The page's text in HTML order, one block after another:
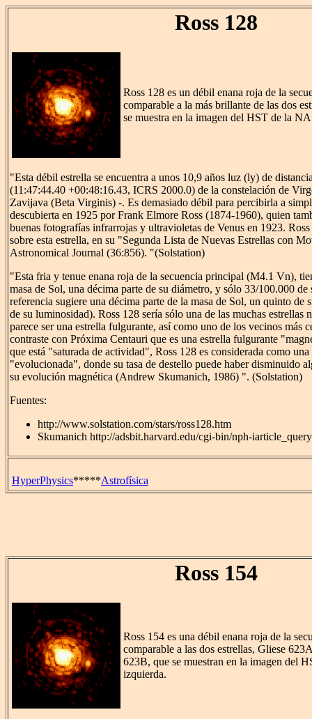
Ross 128
Ross 128 es un débil enana roja de la
comparable a la más brillante de las dos
se muestra en la imagen del HST de la
"Esta débil estrella se encuentra a unos 10,9 años luz (ly) de
(11:47:44.40 +00:48:16.43, ICRS 2000.0) de la constelación de
Zavijava (Beta Virginis) -. Es demasiado débil para percibirla a
descubierta en 1925 por Frank Elmore Ross (1874-1960), quien
buenas fotografías infrarrojas y ultravioletas de Venus en 1923.
sobre esta estrella, en su "Segunda Lista de Nuevas Estrellas con
Astronomical Journal (36:856). "(Solstation)
"Esta fria y tenue enana roja de la secuencia principal (M4.1 Vn),
masa de Sol, una décima parte de su diámetro, y sólo 33/100.000
referencia sugiere una décima parte de la masa de Sol, un quinto de
de su luminosidad). Ross 128 sería sólo una de las muchas estrellas
parece ser una estrella fulgurante, así como uno de los vecinos más
contraste con Próxima Centauri que es una estrella fulgurante
que está "saturada de actividad", Ross 128 es considerada como
"evolucionada", donde su tasa de destello puede haber disminuido
su evolución magnética (Andrew Skumanich, 1986) ". (Solstation)
Fuentes:
http://www.solstation.com/stars/ross128.htm
Skumanich http://adsbit.harvard.edu/cgi-bin/nph-
HyperPhysics*****Astrofísica
Ross 154
Ross 154 es una débil enana roja de la
comparable a las dos estrellas, Gliese
623B, que se muestran en la imagen del
izquierda.